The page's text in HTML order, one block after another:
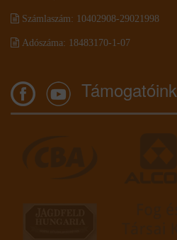
Számlaszám: 10402908-29021998
Adószáma: 18483170-1-07
Támogatóink